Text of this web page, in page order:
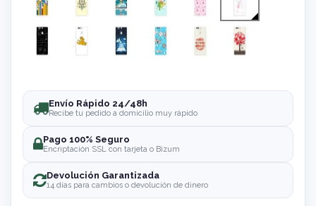
Envío Rápido 24/48h
Recibe tu pedido a domicilio muy rápido
Pago 100% Seguro
Encriptación SSL con tarjeta o Bizum
Devolución Garantizada
14 días para cambios o devolución de dinero